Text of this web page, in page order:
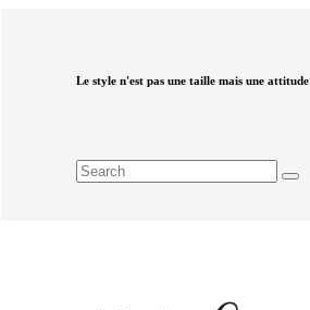
Le style n'est pas une taille mais une attitude